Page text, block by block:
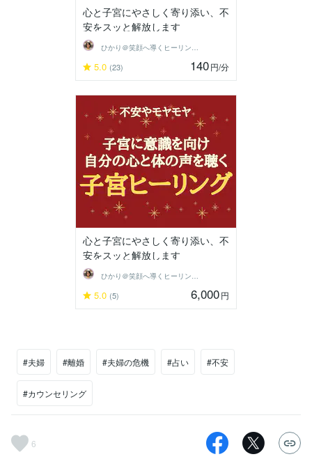
心と子宮にやさしく寄り添い、不
安をスッと解放します
ひかり＠笑顔へ導くヒーリングセラピスト
5.0 (23) 140円/分
心と子宮にやさしく寄り添い、不
安をスッと解放します
ひかり＠笑顔へ導くヒーリングセラピスト
5.0 (5) 6,000円
#夫婦 #離婚 #夫婦の危機 #占い #不安
#カウンセリング
6